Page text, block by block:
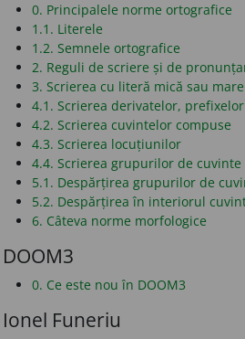
0. Principalele norme ortografice
1.1. Literele
1.2. Semnele ortografice
2. Reguli de scriere și de
3. Scrierea cu literă mică sau mare
4.1. Scrierea derivatelor,
4.2. Scrierea cuvintelor compuse
4.3. Scrierea locuțiunilor
4.4. Scrierea grupurilor de cuvinte
5.1. Despărțirea grupurilor de
5.2. Despărțirea în interiorul
6. Câteva norme morfologice
DOOM3
0. Ce este nou în DOOM3
Ionel Funeriu